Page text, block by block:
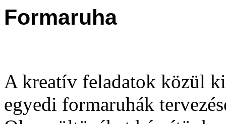
Formaruha
A kreatív feladatok közül
egyedi formaruhák